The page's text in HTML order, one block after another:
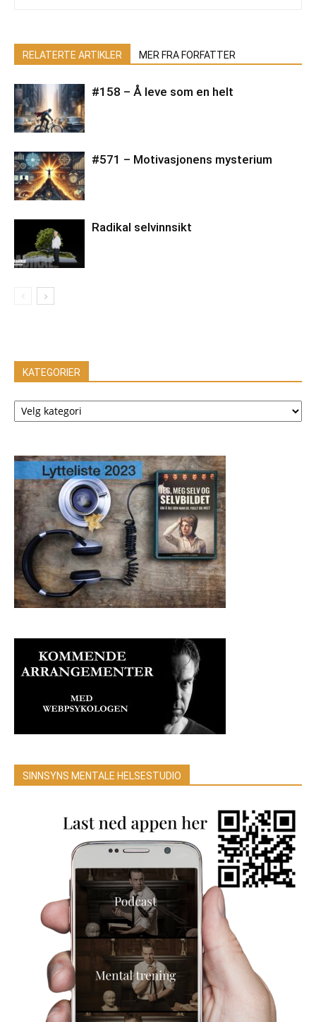
RELATERTE ARTIKLER MER FRA FORFATTER
#158 – Å leve som en helt
#571 – Motivasjonens mysterium
Radikal selvinnsikt
KATEGORIER
KATEGORIER
SINNSYNS MENTALE HELSESTUDIO